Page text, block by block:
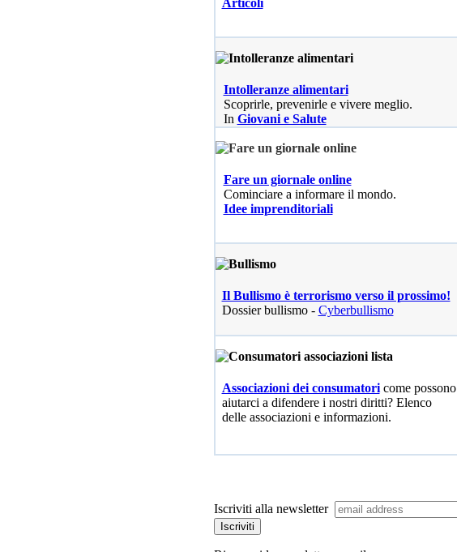
Articoli
Intolleranze alimentari
Scoprirle, prevenirle e vivere meglio.
In Giovani e Salute
Fare un giornale online
Cominciare a informare il mondo.
Idee imprenditoriali
Il Bullismo è terrorismo verso il prossimo!
Dossier bullismo - Cyberbullismo
Associazioni dei consumatoricome possono
aiutarci a difendere i nostri diritti? Elenco
delle associazioni e informazioni.
Iscriviti alla newsletter